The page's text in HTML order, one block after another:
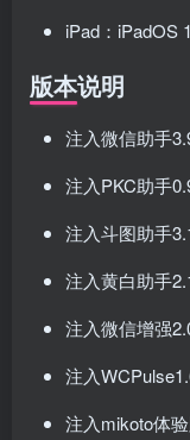
iPad：iPadOS
版本说明
注入微信助手
注入PKC助手
注入斗图助手
注入黄白助手
注入微信增强
注入
注入mikoto体验